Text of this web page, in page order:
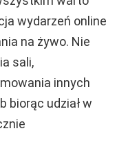
wydarzeń online
na żywo. Nie
sali,
innych
biorąc udział w